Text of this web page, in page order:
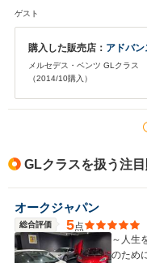
ゲスト
購入した販売店： アドバ
メルセデス・ベンツ GLクラス
（2014/10購入）
GLクラスを扱う注
オークジャパン
総合評価 5点
～人生
のため